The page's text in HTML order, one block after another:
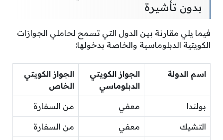
بدون تأشيرة
فيما يلي مقارنة بين الدول التي تسمح لحاملي الجوازات
الكويتية الدبلوماسية والخاصة بدخولها:
اسم الدولة
الجواز الكويتي
الدبلوماسي
الجواز الكويتي
الخاص
بولندا معفي من السفارة
التشيك معفي من السفارة